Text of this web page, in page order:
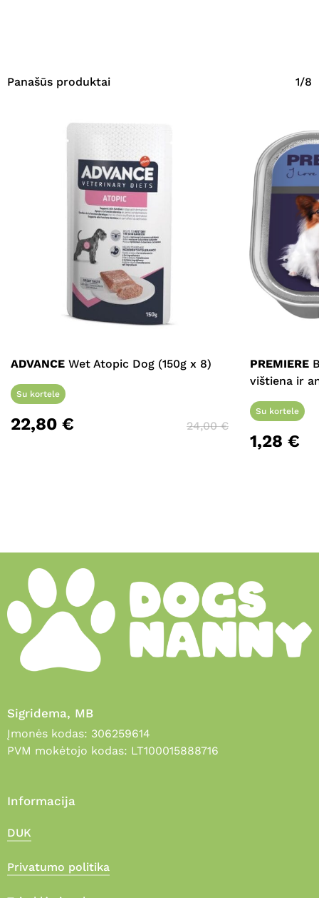
Panašūs produktai 1/8
ADVANCE Wet Atopic Dog (150g x 8)
Su kortele
22,80 € 24,00€
PREMIERE
vištiena ir
Su kortele
1,28 €
Sigridema, MB
Įmonės kodas: 306259614
PVM mokėtojo kodas: LT100015888716
Informacija
DUK
Privatumo politika